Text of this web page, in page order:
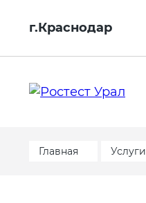
г.Краснодар
Главная Услуги